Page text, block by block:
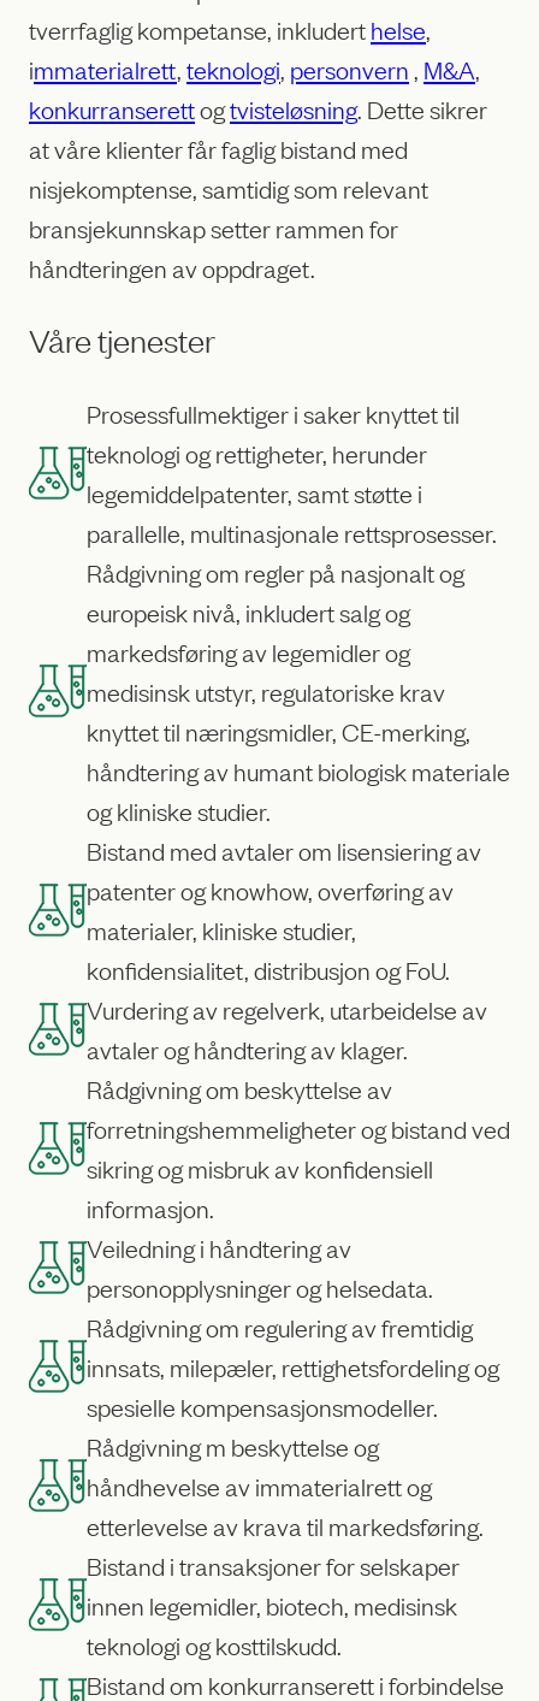
tverrfaglig kompetanse, inkluderthelse
immaterialrett teknologi personvern M&A
konkurranserettogtvisteløsning. Dette sikrer
at våre klienter får faglig bistand med
nisjekomptense, samtidig som relevant
bransjekunnskap setter rammen for
håndteringen av oppdraget.
Våre tjenester
Prosessfullmektiger i saker knyttet til
teknologi og rettigheter, herunder
legemiddelpatenter, samt støtte i
parallelle, multinasjonale rettsprosesser.
Rådgivning om regler på nasjonalt og
europeisk nivå, inkludert salg og
markedsføring av legemidler og
medisinsk utstyr, regulatoriske krav
knyttet til næringsmidler, CE-merking,
håndtering av humant biologisk materiale
og kliniske studier.
Bistand med avtaler om lisensiering av
patenter og knowhow, overføring av
materialer, kliniske studier,
konfidensialitet, distribusjon og FoU.
Vurdering av regelverk, utarbeidelse av
avtaler og håndtering av klager.
Rådgivning om beskyttelse av
forretningshemmeligheter og bistand ved
sikring og misbruk av konfidensiell
informasjon.
Veiledning i håndtering av
personopplysninger og helsedata.
Rådgivning om regulering av fremtidig
innsats, milepæler, rettighetsfordeling og
spesielle kompensasjonsmodeller.
Rådgivning m beskyttelse og
håndhevelse av immaterialrett og
etterlevelse av krava til markedsføring.
Bistand i transaksjoner for selskaper
innen legemidler, biotech, medisinsk
teknologi og kosttilskudd.
Bistand om konkurranserett i forbindelse